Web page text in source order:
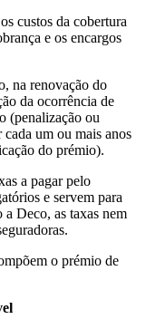
custos da cobertura
e os encargos
na renovação do
da ocorrência de
(penalização ou
um ou mais anos
do prémio).
a pagar pelo
e servem para
Deco, as taxas nem
o prémio de